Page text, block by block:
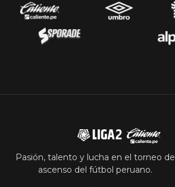
Pasión, talento y lucha en el torneo de
ascenso del fútbol peruano.